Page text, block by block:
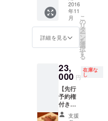
定次第
ご連絡
いたし
どうし
てもセ
開催日
に予定
の合わ
ない方
に関し
ては個
別で日
程を設
更でき
ませ
ん。）
店権に
は以下
が全て
含まれ
ていま
す。 ・
低温調
理のお
肉を
ただけ
ます）
・お店
からの
完全予
員制に
なりま
す。
（お店
の住所
や予約
フォー
す） ・
この会
員権を
ご購入
頂いた
のみご
来店す
ること
ができ
ます。
（1グ
ループ
員権 ■
年会費
のかか
らない
『経営
者のた
めの
永年会
員権は
CAMPF
IRE限
定！
（CAM
PFIRE
2016
年11
月
詳細を見る
こ
の
リ
タ
ー
ン
を
選
択
す
る
23,
000 円
在庫な
し
【先行
予約権
付き】
『経営
支援